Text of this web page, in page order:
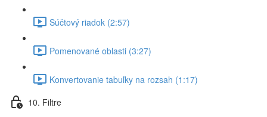
Súčtový riadok (2:57)
Pomenované oblasti (3:27)
Konvertovanie tabuľky na rozsah (1:17)
10. Filtre